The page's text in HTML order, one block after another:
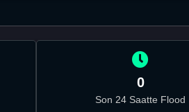
0
Son 24 Saatte Flood